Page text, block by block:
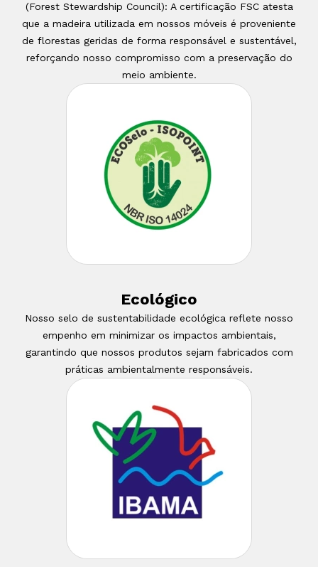
(Forest Stewardship Council): A certificação FSC atesta
que a madeira utilizada em nossos móveis é proveniente
de florestas geridas de forma responsável e sustentável,
reforçando nosso compromisso com a preservação do
meio ambiente.
Ecológico
Nosso selo de sustentabilidade ecológica reflete nosso
empenho em minimizar os impactos ambientais,
garantindo que nossos produtos sejam fabricados com
práticas ambientalmente responsáveis.